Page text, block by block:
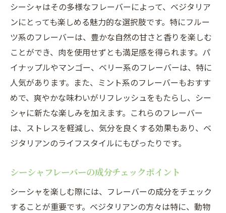
シーシャはその多様なフレーバーによって、ベジタリア
ンにとっても楽しめる魅力的な選択肢です。特にフルー
ツ系のフレーバーは、豊かな自然の甘さと香りを楽しむ
ことができ、肉を使用せずとも満足感を得られます。パ
イナップルやマンゴー、ベリー系のフレーバーは、特に
人気があります。また、ミント系のフレーバーもおすす
めで、爽やかな味わいがリフレッシュをもたらし、シー
シャに新たな楽しみを加えます。これらのフレーバー
は、ストレスを軽減し、気分を良くする効果もあり、ベ
ジタリアンのライフスタイルにもぴったりです。
シーシャフレーバーの成分チェックポイント
シーシャを楽しむ際には、フレーバーの成分をチェック
することが重要です。ベジタリアンの方々は特に、動物